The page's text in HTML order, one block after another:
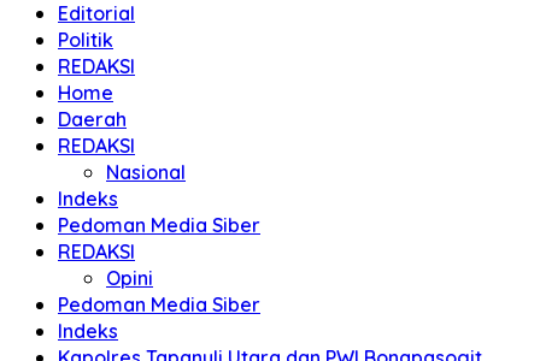
Editorial
Politik
REDAKSI
Home
Daerah
REDAKSI
Nasional
Indeks
Pedoman Media Siber
REDAKSI
Opini
Pedoman Media Siber
Indeks